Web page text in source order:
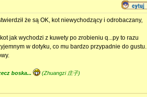
że są OK, kot niewychodzący i odrobaczany,
jak wychodzi z kuwety po zrobieniu q...py to razu
w dotyku, co mu bardzo przypadnie do gustu.
boska... (Zhuangzi 庄子)